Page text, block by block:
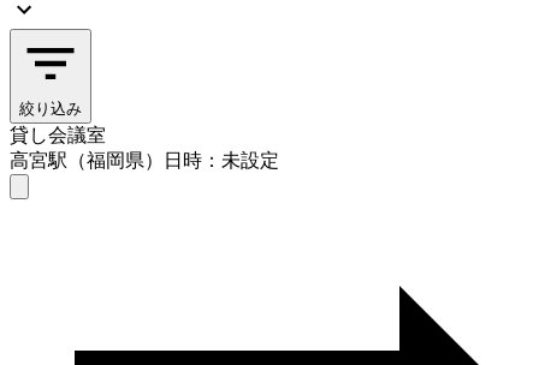
絞り込み
貸し会議室
高宮駅（福岡県）
日時：未設定